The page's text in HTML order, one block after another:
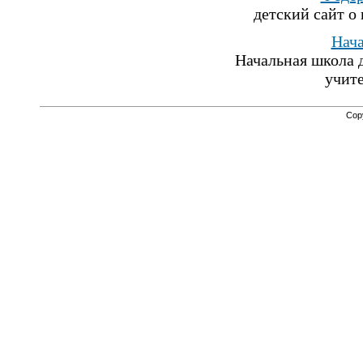
детский сайт
Начальная школа